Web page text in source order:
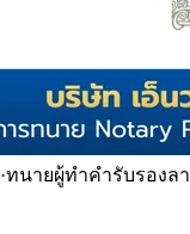
·ทนายผู้ทำคำรับรองล